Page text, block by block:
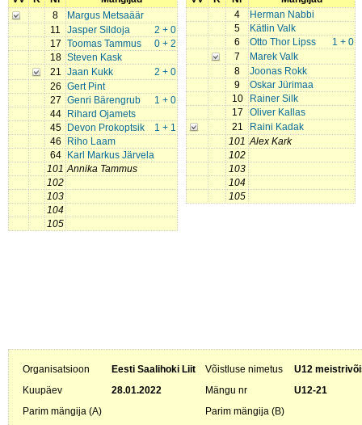
8
Margus Metsaäär
11
2 + 0
Jasper Sildoja
17
0 + 2
Toomas Tammus
18 Steven Kask
21
2 + 0
Jaan Kukk
26 Gert Pint
27
1 + 0
Genri Bärengrub
44
Rihard Ojamets
45
1 + 1
Devon Prokoptsik
46
Riho Laam
64
Karl Markus Järvela
101 Annika Tammus
102
103
104
105
4
Herman Nabbi
5
Kätlin Valk
6
1 + 0
Otto Thor Lipss
7
Marek Valk
8
Joonas Rokk
9
Oskar Jürimaa
10
Rainer Silk
17
Oliver Kallas
21
Raini Kadak
101 Alex Kark
102
103
104
105
Organisatsioon Eesti Saalihoki Liit Võistluse nimetus
U12
Kuupäev
28.01.2022 Mängu nr
U12-21
Parim mängija (A)
Parim mängija (B)